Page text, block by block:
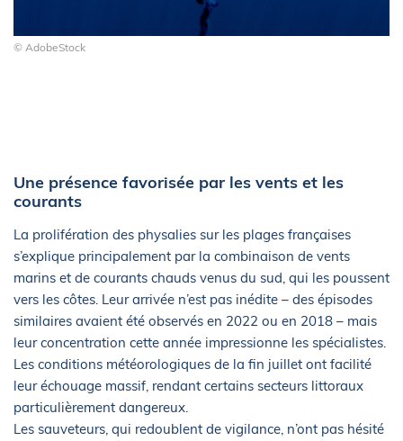
© AdobeStock
Une présence favorisée par les vents et les
courants
La prolifération des physalies sur les plages françaises
s’explique principalement par la combinaison de vents
marins et de courants chauds venus du sud, qui les poussent
vers les côtes. Leur arrivée n’est pas inédite – des épisodes
similaires avaient été observés en 2022 ou en 2018 – mais
leur concentration cette année impressionne les spécialistes.
Les conditions météorologiques de la fin juillet ont facilité
leur échouage massif, rendant certains secteurs littoraux
particulièrement dangereux.
Les sauveteurs, qui redoublent de vigilance, n’ont pas hésité